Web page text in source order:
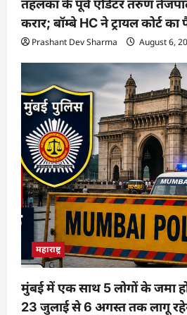
तहलका के पूर्व एडिटर तरुण
करार; बॉम्बे HC ने ट्रायल कोर्ट
Prashant Dev Sharma August 6,
महाराष्ट्र
मुंबई में एक साथ 5 लोगों के जमा
23 जुलाई से 6 अगस्त तक लागू